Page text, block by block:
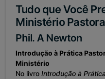
Tudo que Você
Ministério
Phil. A Newton
Introdução à Prática
Ministério
No livro Introdução à